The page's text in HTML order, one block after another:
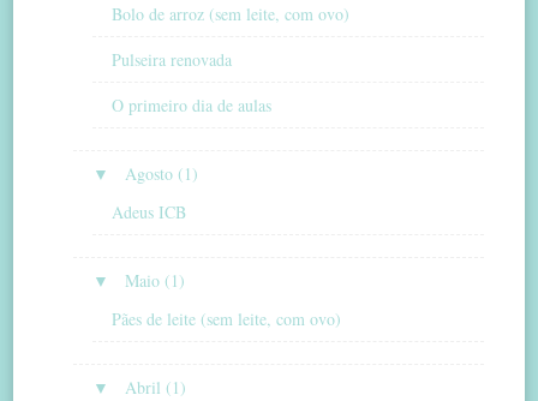
Bolo de arroz (sem leite, com ovo)
Pulseira renovada
O primeiro dia de aulas
▼
Agosto (1)
Adeus ICB
▼
Maio (1)
Pães de leite (sem leite, com ovo)
▼
Abril (1)